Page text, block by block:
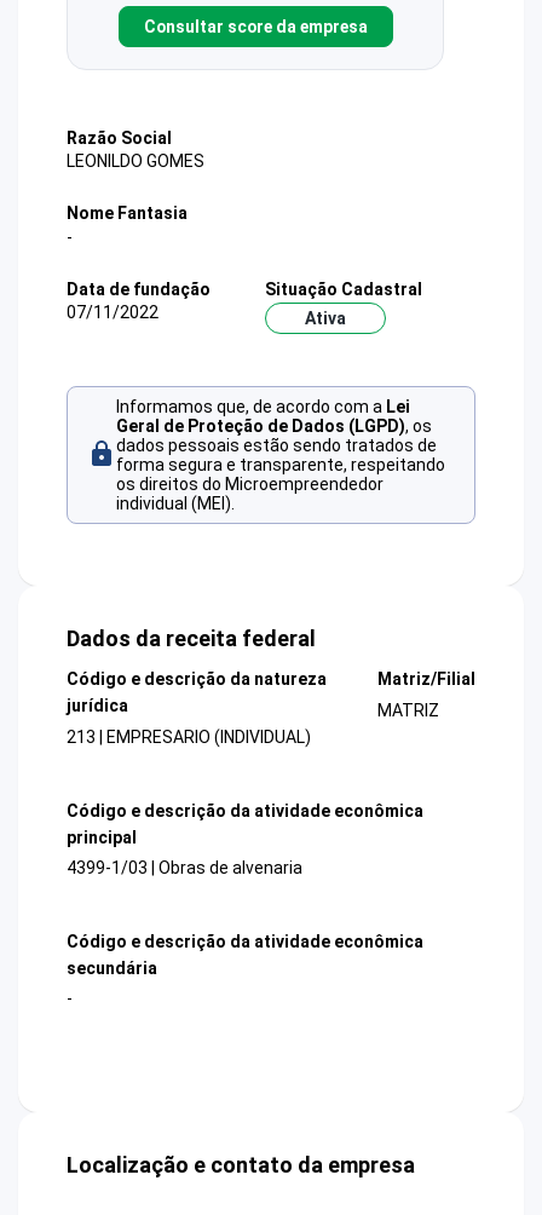
Consultar score da empresa
Razão Social
LEONILDO GOMES
Nome Fantasia
-
Data de fundação
07/11/2022
Situação Cadastral
Ativa
Informamos que, de acordo com a Lei
Geral de Proteção de Dados (LGPD), os
dados pessoais estão sendo tratados de
forma segura e transparente, respeitando
os direitos do Microempreendedor
individual (MEI).
Dados da receita federal
Código e descrição da natureza
jurídica
213 | EMPRESARIO (INDIVIDUAL)
Matriz/Filial
MATRIZ
Código e descrição da atividade econômica
principal
4399-1/03 | Obras de alvenaria
Código e descrição da atividade econômica
secundária
-
Localização e contato da empresa